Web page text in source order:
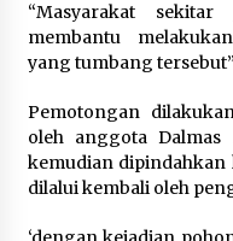
“Masyarakat
membantu
yang tumbang
Pemotongan
oleh anggota
kemudian
dilalui kembali oleh